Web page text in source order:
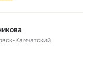
Камчатский